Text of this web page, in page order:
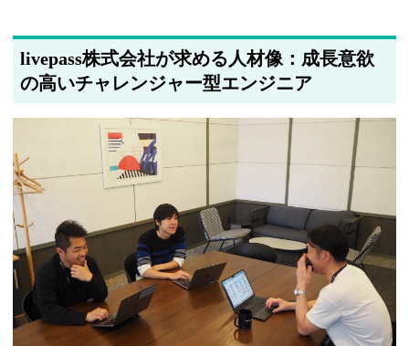
livepass株式会社が求める人材像：成長意欲
の高いチャレンジャー型エンジニア